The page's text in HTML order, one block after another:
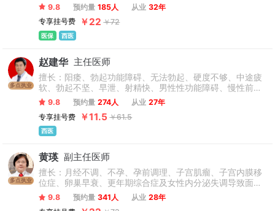
士膏方调理。
9.8 预约量 185人 从业 32年
专享挂号费
￥22 ￥72
医保 西医
多点执业
赵建华 主任医师
擅长：阳痿、勃起功能障碍、无法勃起、硬度不够、中途疲
软、勃起不坚、早泄、射精快、男性性功能障碍、慢性前列
腺炎、炎症感染、睾丸附睾炎、阴囊潮湿、龟头溃疡、龟头
裂皮、阴虱等男性泌尿疾病。
9.8 预约量 274人 从业 27年
专享挂号费
￥11.5 ￥61.5
西医
多点执业
黄瑛 副主任医师
擅长：月经不调、不孕、孕前调理、子宫肌瘤、子宫内膜移
位症、卵巢早衰、更年期综合症及女性内分泌失调导致面部
痤疮的中医治疗，各种老年性疾病中医调治，如高血压、冠
心病、糖尿病骨质疏松、睡眠障碍等；慢性胃炎、腹泻等肠
9.8 预约量 341人 从业 28年